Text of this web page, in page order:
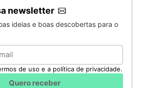
newsletter
ideias e boas descobertas para o
de uso e a política de privacidade.
Quero receber